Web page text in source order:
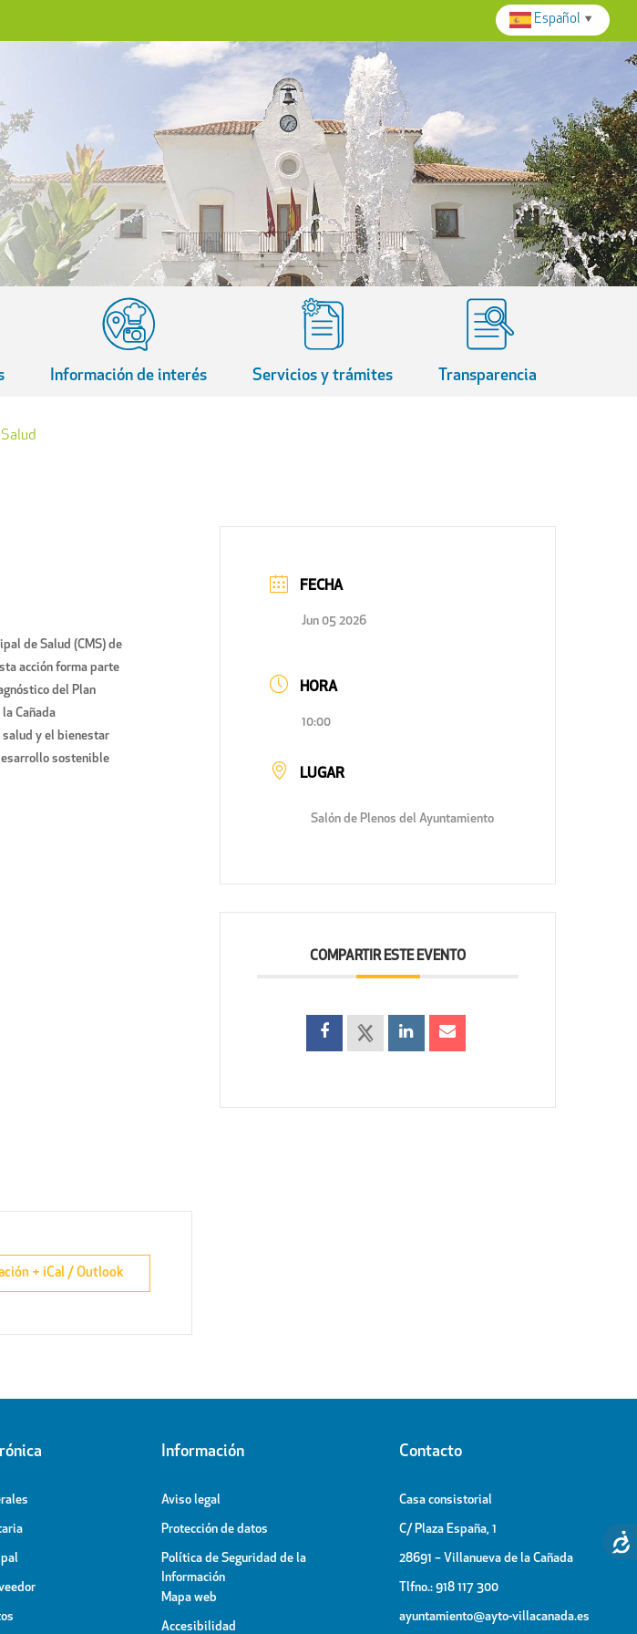
Información de interés Servicios y trámites Transparencia
de Salud (CMS) de
acción forma parte
del Plan
Cañada
y el bienestar
sostenible
+ iCal / Outlook
FECHA
Jun 05 2026
HORA
10:00
LUGAR
Salón de Plenos del Ayuntamiento
COMPARTIR ESTE EVENTO
Información
Aviso legal
Protección de datos
Política de Seguridad de la
Información
Mapa web
Accesibilidad
Contacto
Casa consistorial
C/ Plaza España, 1
28691 – Villanueva de la Cañada
Tlfno.: 918 117 300
ayuntamiento@ayto-villacanada.es
Español ▼